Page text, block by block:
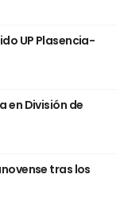
UP Plasencia-
en División de
tras los